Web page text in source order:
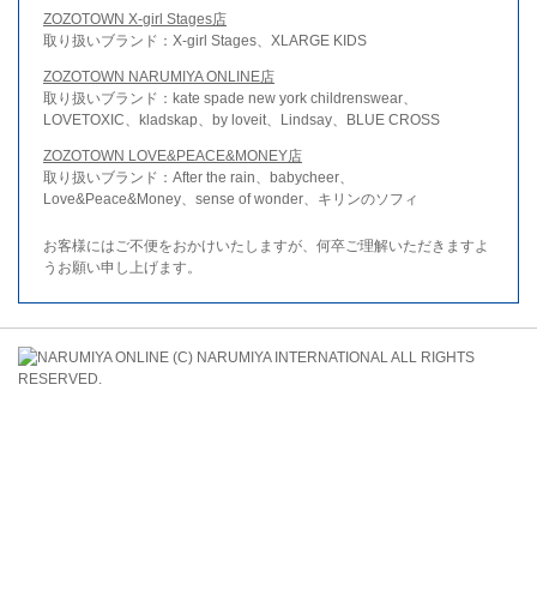
ZOZOTOWN X-girl Stages店
取り扱いブランド：X-girl Stages、XLARGE KIDS
ZOZOTOWN NARUMIYA ONLINE店
取り扱いブランド：kate spade new york childrenswear、
LOVETOXIC、kladskap、by loveit、Lindsay、BLUE CROSS
ZOZOTOWN LOVE&PEACE&MONEY店
取り扱いブランド：After the rain、babycheer、
Love&Peace&Money、sense of wonder、キリンのソフィ
お客様にはご不便をおかけいたしますが、何卒ご理解いただきますよ
うお願い申し上げます。